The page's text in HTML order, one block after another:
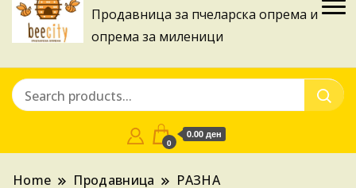
Продавница за пчеларска опрема и
опрема за миленици
0
0.00 ден
Home Продавница
РАЗНА